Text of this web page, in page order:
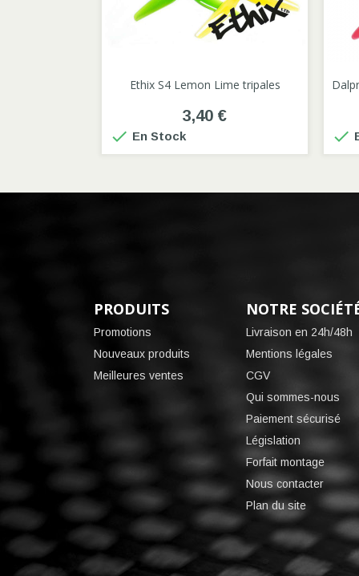

Ethix S4 Lemon Lime tripales
3,40 €
 En Stock 
PRODUITS
Promotions
Nouveaux produits
Meilleures ventes
NOTRE
Livraison en 24h/48h
Mentions légales
CGV
Qui sommes-nous
Paiement sécurisé
Législation
Forfait montage
Nous contacter
Plan du site